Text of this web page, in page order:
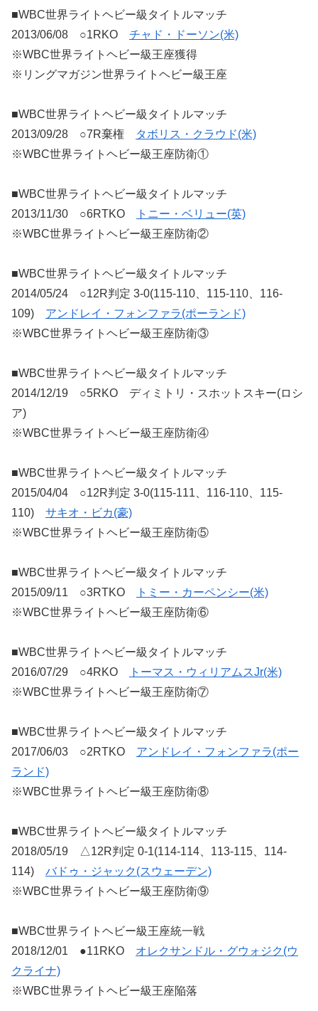
■WBC世界ライトヘビー級タイトルマッチ
2013/06/08 ○1RKO チャド・ドーソン(米)
※WBC世界ライトヘビー級王座獲得
※リングマガジン世界ライトヘビー級王座
■WBC世界ライトヘビー級タイトルマッチ
2013/09/28 ○7R棄権
タボリス・クラウド(米)
※WBC世界ライトヘビー級王座防衛①
■WBC世界ライトヘビー級タイトルマッチ
2013/11/30 ○6RTKO
トニー・ベリュー(英)
※WBC世界ライトヘビー級王座防衛②
■WBC世界ライトヘビー級タイトルマッチ
2014/05/24 ○12R判定 3-0(115-110、115-110、116-
109) アンドレイ・フォンファラ(ポーランド)
※WBC世界ライトヘビー級王座防衛③
■WBC世界ライトヘビー級タイトルマッチ
2014/12/19 ○5RKO ディミトリ・スホットスキー(ロシ
ア)
※WBC世界ライトヘビー級王座防衛④
■WBC世界ライトヘビー級タイトルマッチ
2015/04/04 ○12R判定 3-0(115-111、116-110、115-
110) サキオ・ビカ(豪)
※WBC世界ライトヘビー級王座防衛⑤
■WBC世界ライトヘビー級タイトルマッチ
2015/09/11 ○3RTKO
トミー・カーペンシー(米)
※WBC世界ライトヘビー級王座防衛⑥
■WBC世界ライトヘビー級タイトルマッチ
2016/07/29 ○4RKO
トーマス・ウィリアムスJr(米)
※WBC世界ライトヘビー級王座防衛⑦
■WBC世界ライトヘビー級タイトルマッチ
2017/06/03 ○2RTKO アンドレイ・フォンファラ(ポー
ランド)
※WBC世界ライトヘビー級王座防衛⑧
■WBC世界ライトヘビー級タイトルマッチ
2018/05/19 △12R判定 0-1(114-114、113-115、114-
114) バドゥ・ジャック(スウェーデン)
※WBC世界ライトヘビー級王座防衛⑨
■WBC世界ライトヘビー級王座統一戦
2018/12/01 ●11RKO オレクサンドル・グウォジク(ウ
クライナ)
※WBC世界ライトヘビー級王座陥落